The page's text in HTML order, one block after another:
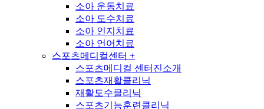
소아 운동치료
소아 도수치료
소아 인지치료
소아 언어치료
스포츠메디컬센터 +
스포츠메디컬 센터진소개
스포츠재활클리닉
재활도수클리닉
스포츠기능훈련클리닉